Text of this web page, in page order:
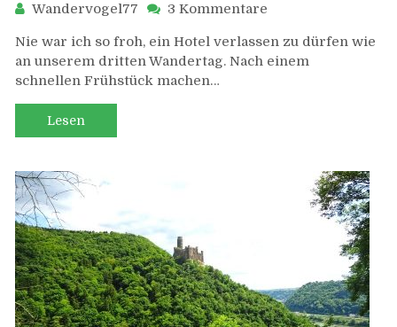
Wandervogel77 3 Kommentare
St.
Goarshausen
Nie war ich so froh, ein Hotel verlassen zu dürfen wie
an unserem dritten Wandertag. Nach einem
schnellen Frühstück machen…
Lesen